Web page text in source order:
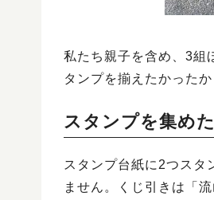
私たち親子を含め、3組
タンプを揃えたかったか
スタンプを集め
スタンプ台紙に2つスタ
ません。くじ引きは「